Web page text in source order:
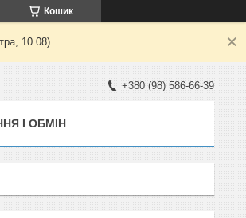
Кошик
10.08).
+380 (98) 586-66-39
І ОБМІН